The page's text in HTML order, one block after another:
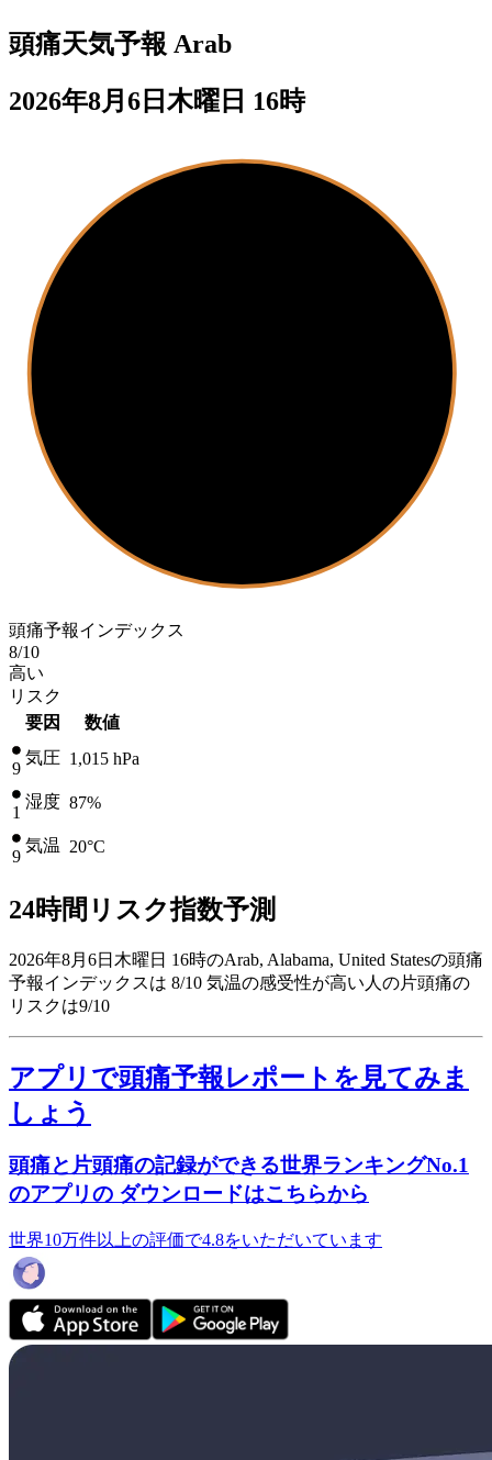
頭痛天気予報 Arab
2026年8月6日木曜日 16時
頭痛予報インデックス
8/10
高い
リスク
要因
数値
9
気圧 1,015 hPa
1
湿度 87%
9
気温 20°C
24時間リスク指数予測
2026年8月6日木曜日 16時のArab, Alabama, United Statesの頭痛
予報インデックスは 8/10 気温の感受性が高い人の片頭痛の
リスクは9/10
アプリで頭痛予報レポートを見てみま
しょう
頭痛と片頭痛の記録ができる世界ランキングNo.1
のアプリの ダウンロードはこちらから
世界10万件以上の評価で4.8をいただいています